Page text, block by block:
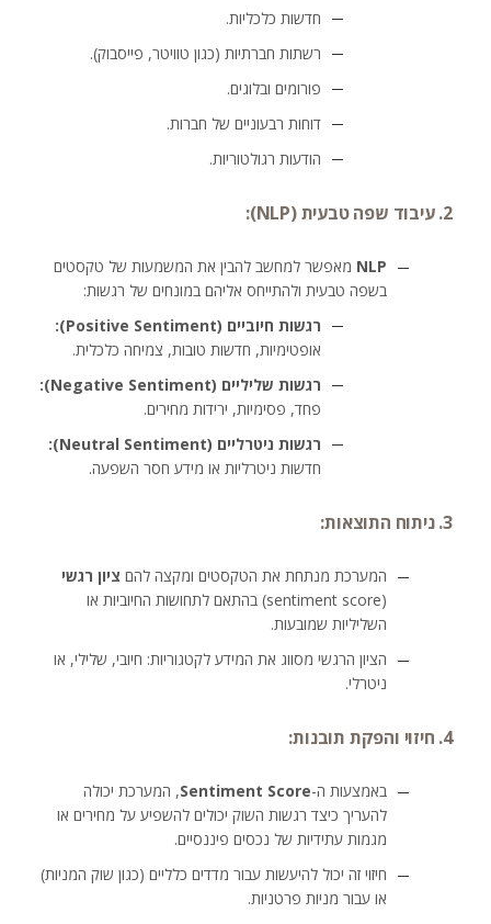
חדשות כלכליות.
רשתות חברתיות (כגון טוויטר, פייסבוק).
פורומים ובלוגים.
דוחות רבעוניים של חברות.
הודעות רגולטוריות.
2. עיבוד שפה טבעית (NLP):
NLP מאפשר למחשב להבין את המשמעות של טקסטים
בשפה טבעית ולהתייחס אליהם במונחים של רגשות:
רגשות חיוביים (Positive Sentiment):
אופטימיות, חדשות טובות, צמיחה כלכלית.
רגשות שליליים (Negative Sentiment):
פחד, פסימיות, ירידות מחירים.
רגשות ניטרליים (Neutral Sentiment):
חדשות ניטרליות או מידע חסר השפעה.
3. ניתוח התוצאות:
המערכת מנתחת את הטקסטים ומקצה להם ציון רגשי
(sentiment score) בהתאם לתחושות החיוביות או
השליליות שמובעות.
הציון הרגשי מסווג את המידע לקטגוריות: חיובי, שלילי, או
ניטרלי.
4. חיזוי והפקת תובנות:
באמצעות ה-Sentiment Score, המערכת יכולה
להעריך כיצד רגשות השוק יכולים להשפיע על מחירים או
מגמות עתידיות של נכסים פיננסיים.
חיזוי זה יכול להיעשות עבור מדדים כלליים (כגון שוק המניות)
או עבור מניות פרטניות.